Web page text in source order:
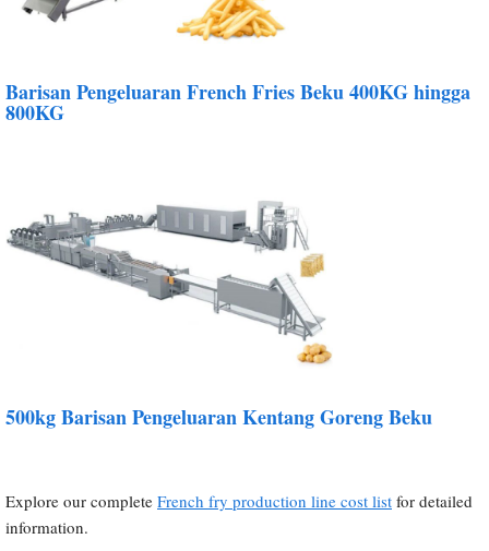
Barisan Pengeluaran French Fries Beku 400KG hingga
800KG
500kg Barisan Pengeluaran Kentang Goreng Beku
Explore our complete French fry production line cost list for detailed
information.